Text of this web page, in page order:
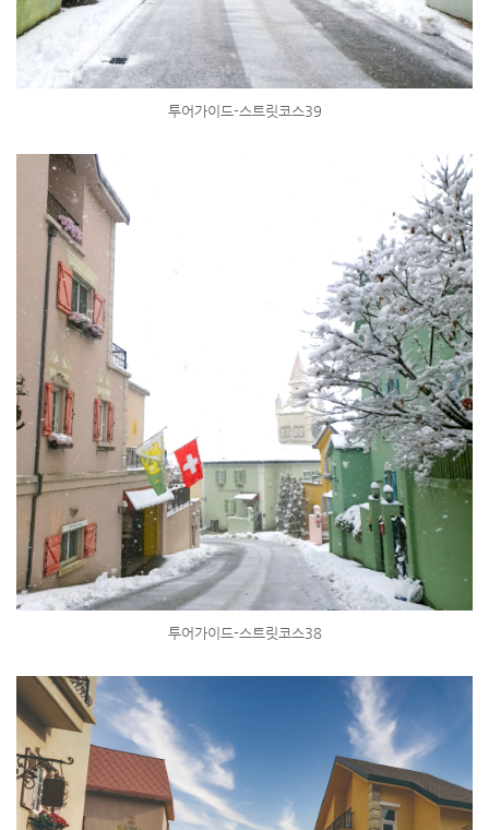
투어가이드-스트릿코스39
투어가이드-스트릿코스38